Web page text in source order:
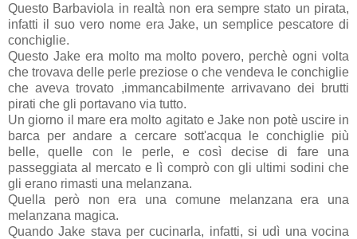
Questo Barbaviola in realtà non era sempre stato un pirata,
infatti il suo vero nome era Jake, un semplice pescatore di
conchiglie.
Questo Jake era molto ma molto povero, perchè ogni volta
che trovava delle perle preziose o che vendeva le conchiglie
che aveva trovato ,immancabilmente arrivavano dei brutti
pirati che gli portavano via tutto.
Un giorno il mare era molto agitato e Jake non potè uscire in
barca per andare a cercare sott'acqua le conchiglie più
belle, quelle con le perle, e così decise di fare una
passeggiata al mercato e lì comprò con gli ultimi sodini che
gli erano rimasti una melanzana.
Quella però non era una comune melanzana era una
melanzana magica.
Quando Jake stava per cucinarla, infatti, si udì una vocina